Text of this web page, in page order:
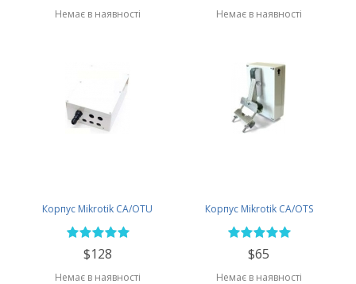
Немає в наявності Немає в наявності
Корпус Mikrotik CA/OTU
$128
Немає в наявності
Корпус Mikrotik CA/OTS
$65
Немає в наявності